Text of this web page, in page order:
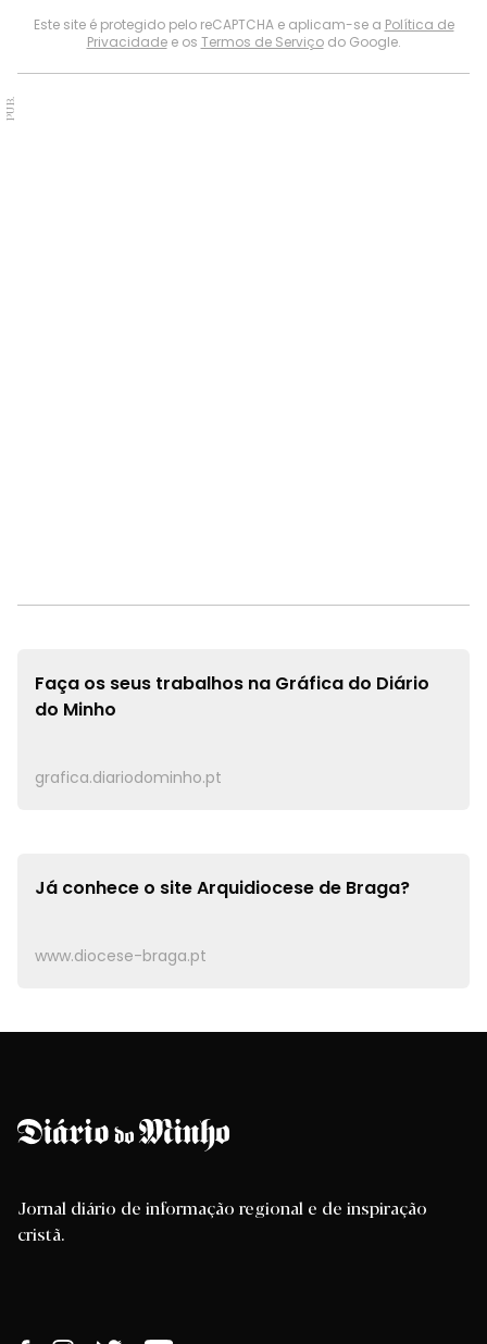
Este site é protegido pelo reCAPTCHA e aplicam-se a Política de
Privacidadee os Termos de Serviçodo Google.
PUB.
Faça os seus trabalhos na Gráfica do Diário
do Minho
grafica.diariodominho.pt
Já conhece o siteArquidiocese de Braga?
www.diocese-braga.pt
Jornal diário de informação regional e de inspiração
cristã.